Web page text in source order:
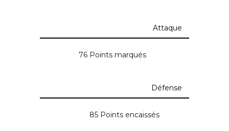
Attaque
76 Points marqués
Défense
85 Points encaissés